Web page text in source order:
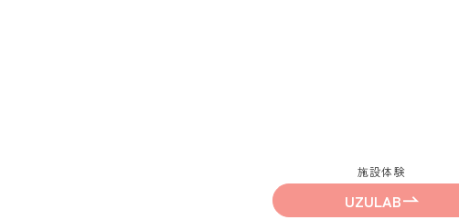
施設体験
UZULAB